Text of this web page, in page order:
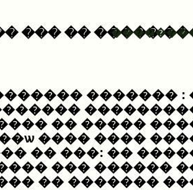
����� �� ���
��� ��
�� �����
���� ����
�� ���: ��
��� ������
�� �������